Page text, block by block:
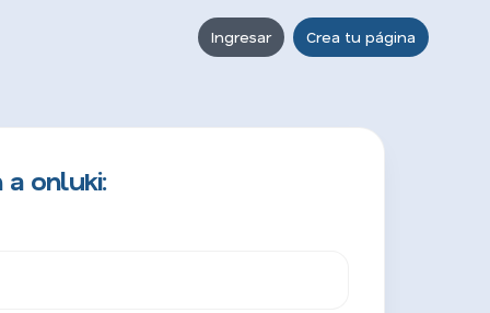
Ingresar Crea tu página
a onluki: